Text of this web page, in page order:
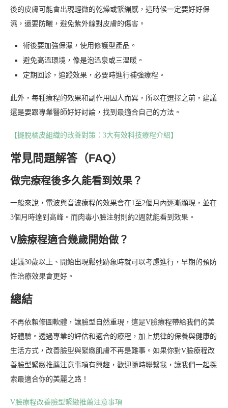
後的皮膚可能會出現輕微的乾燥或緊繃感，這時候一定要好好保
濕，還要防曬，避免紫外線對皮膚的傷害。
術後要加強保濕，使用修護型產品。
避免高溫環境，像是泡溫泉或三溫暖。
定期回診，追蹤效果，必要時進行補強療程。
此外，每種療程的效果和副作用因人而異，所以在選擇之前，建議
還是要跟專業醫師好好討論，找到最適合自己的方法。
【擺脫橘皮組織的改善對策：3大有效科技療程介紹】
常見問題解答（FAQ）
做完療程後多久能看到效果？
一般來說，電波與音波療程的效果會在1至2個月內逐漸顯現，並在
3個月時達到高峰。而肉毒小臉注射則約2週就能看到效果。
V臉療程適合幾歲開始做？
建議30歲以上、開始出現鬆弛跡象時就可以考慮進行，早期的預防
性治療效果會更好。
總結
不再依賴修圖軟體，讓臉型自然重現，這是V臉療程帶給我們的美
好體驗。透過專業的評估和適合的療程，加上規律的保養與健康的
生活方式，改善臉型與緊緻肌膚不再是難事。如果你對V臉療程改
善臉型緊緻推薦注意事項有興趣，歡迎隨時聯繫我，讓我們一起探
索最適合你的美麗之路！
V臉療程改善臉型緊緻推薦注意事項